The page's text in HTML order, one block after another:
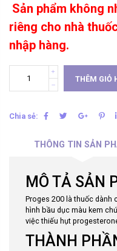
Sản phẩm không
riêng cho nhà
nhập hàng.
THÊM GIỎ
Chia sẻ:
THÔNG TIN SẢN
MÔ TẢ SẢN
Proges 200 là thuốc dành
hình bầu dục màu kem
việc thiếu hụt
THÀNH